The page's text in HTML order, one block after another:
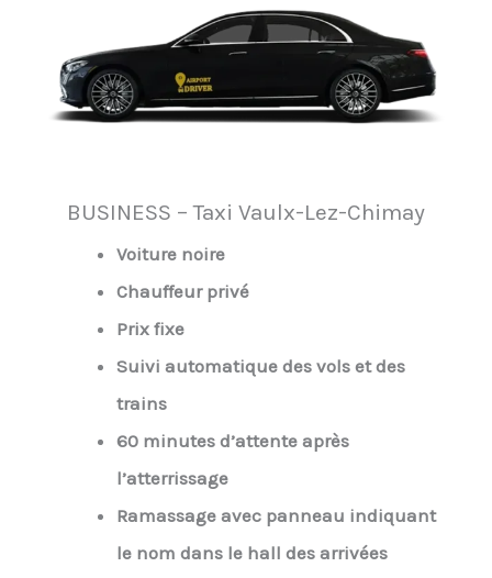
BUSINESS – Taxi Vaulx-Lez-Chimay
Voiture noire
Chauffeur privé
Prix fixe
Suivi automatique des vols et des
trains
60 minutes d’attente après
l’atterrissage
Ramassage avec panneau indiquant
le nom dans le hall des arrivées